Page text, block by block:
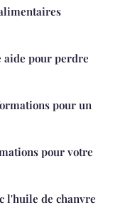
aide pour perdre
pour un
pour votre
l'huile de chanvre